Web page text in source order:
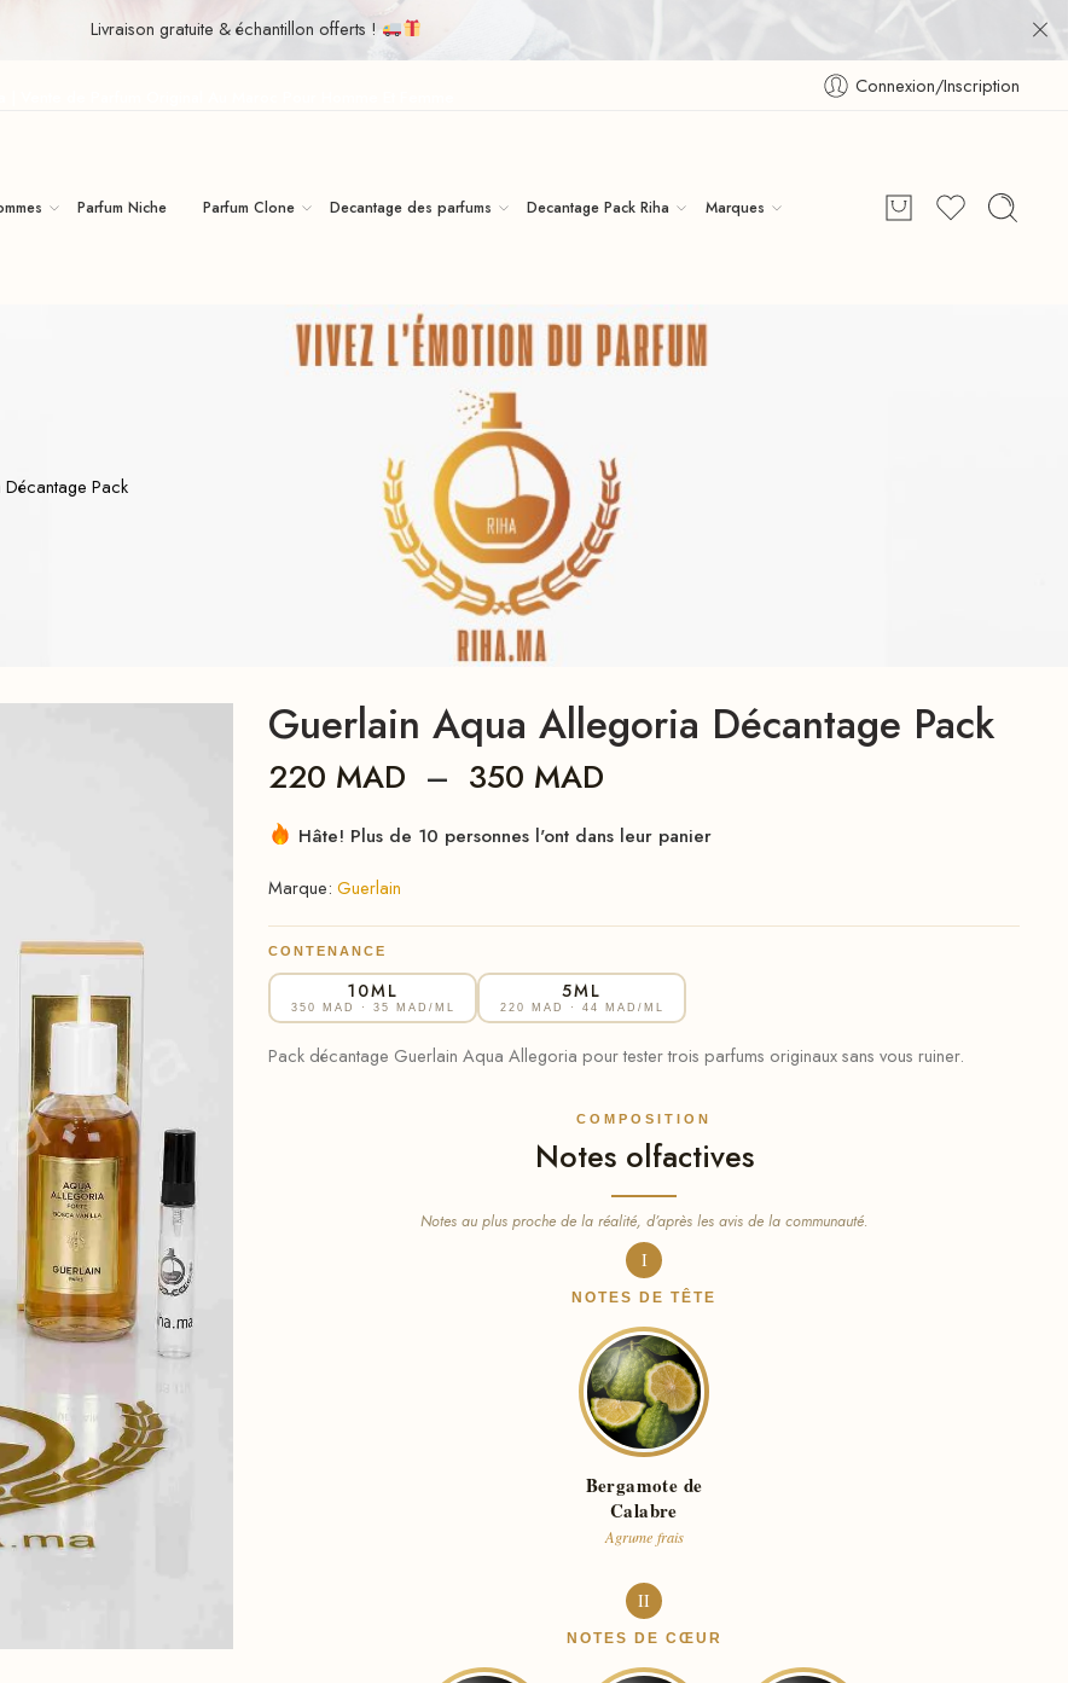
Livraison gratuite & échantillon offerts !
Connexion/Inscription
Parfum Niche Parfum Clone Decantage des parfums Decantage Pack Riha Marques
Pack
Guerlain Aqua Allegoria Décantage Pack
220 MAD – 350 MAD
Hâte! Plus de 10 personnes l'ont dans leur panier
Marque: Guerlain
CONTENANCE
10ML
350 MAD · 35 MAD/ML
5ML
220 MAD · 44 MAD/ML
Pack décantage Guerlain Aqua Allegoria pour tester trois parfums originaux sans vous ruiner.
COMPOSITION
Notes olfactives
Notes au plus proche de la réalité, d’après les avis de la communauté.
I
NOTES DE TÊTE
Bergamote de
Calabre
Agrume frais
II
NOTES DE CŒUR